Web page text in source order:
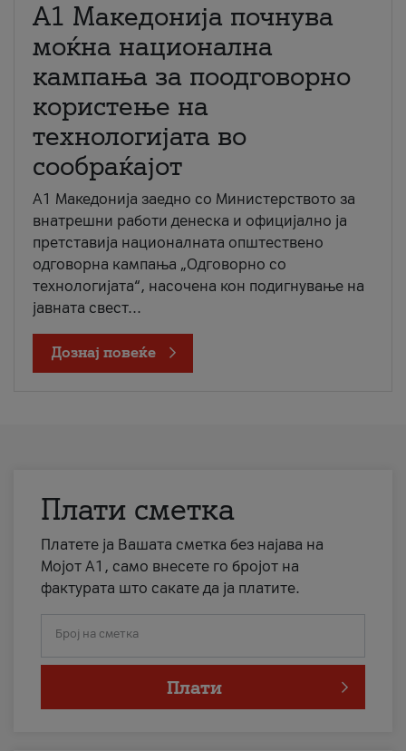
A1 Македонија почнува
моќна национална
кампања за поодговорно
користење на
технологијата во
сообраќајот
A1 Македонија заедно со Министерството за
внатрешни работи денеска и официјално ја
претставија националната општествено
одговорна кампања „Одговорно со
технологијата“, насочена кон подигнување на
јавната свест...
Дознај повеќе
Плати сметка
Платете ја Вашата сметка без најава на
Мојот А1, само внесете го бројот на
фактурата што сакате да ја платите.
Број на сметка
Плати